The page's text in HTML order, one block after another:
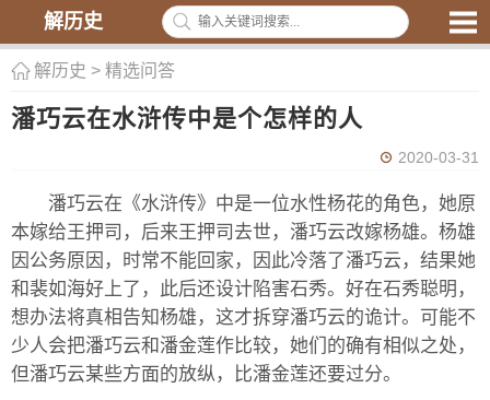
解历史
解历史 > 精选问答
潘巧云在水浒传中是个怎样的人
2020-03-31
潘巧云在《水浒传》中是一位水性杨花的角色，她原
本嫁给王押司，后来王押司去世，潘巧云改嫁杨雄。杨雄
因公务原因，时常不能回家，因此冷落了潘巧云，结果她
和裴如海好上了，此后还设计陷害石秀。好在石秀聪明，
想办法将真相告知杨雄，这才拆穿潘巧云的诡计。可能不
少人会把潘巧云和潘金莲作比较，她们的确有相似之处，
但潘巧云某些方面的放纵，比潘金莲还要过分。